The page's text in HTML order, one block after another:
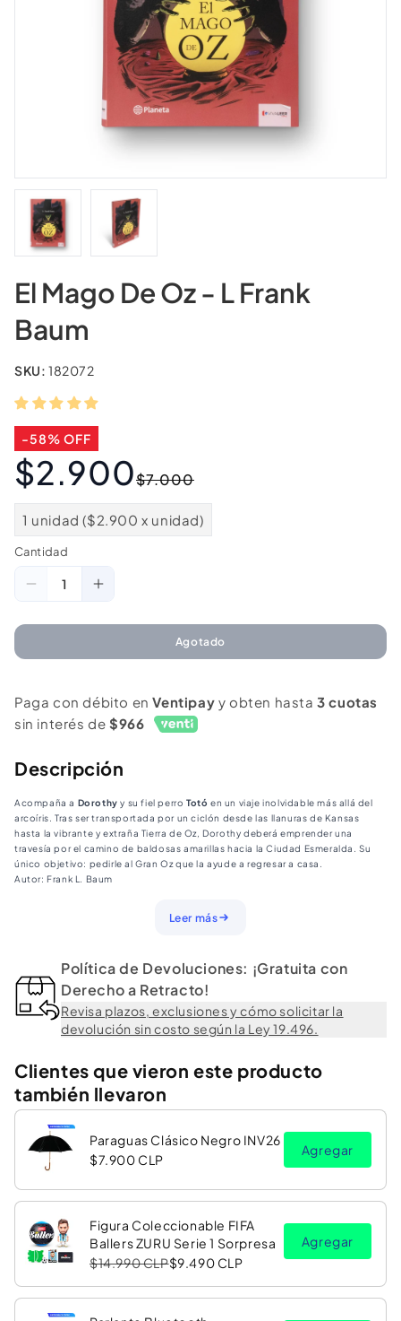
El Mago De Oz - L Frank
Baum
SKU: 182072
-58% OFF
$7.000
oferta
$2.900
1 unidad ($2.900 x unidad)
Cantidad
Cantidad
Reducir
cantidad
De
-
Frank
Baum
Aumentar
cantidad
Mago
De
-
Frank
Baum
Agotado
Paga con débito enVentipay y obten hasta3 cuotas
sin interés de $966
Descripción
Acompaña a Dorothy y su fiel perroTotó en un viaje inolvidable más allá del
arcoíris. Tras ser transportada por un ciclón desde las llanuras de Kansas
hasta la vibrante y extraña Tierra de Oz, Dorothy deberá emprender una
travesía por el camino de baldosas amarillas hacia la Ciudad Esmeralda. Su
único objetivo: pedirle al Gran Oz que la ayude a regresar a casa.
Autor: Frank L. Baum
«—El camino a la Ciudad de las Esmeraldas es de adoquines amarillos—dijo la
Leer más
Política de Devoluciones: ¡Gratuita con
Derecho a Retracto!
Revisa plazos, exclusiones y cómo solicitar la
devolución sin costo según la Ley 19.496.
Clientes que vieron este producto
también llevaron
Paraguas Clásico Negro INV26
$7.900 CLP
Agregar
Figura Coleccionable FIFA
Ballers ZURU Serie 1 Sorpresa
$14.990 CLP$9.490 CLP
Agregar